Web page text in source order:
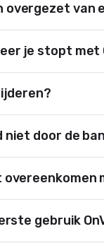
overgezet van
je stopt met
niet door de
gebruik